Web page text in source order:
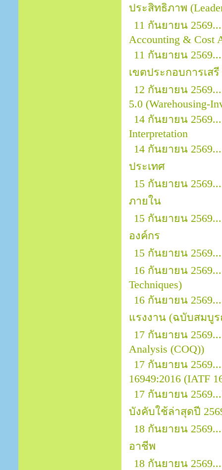
ประสิทธิภาพ
11 กันยายน
Accounting & Cost
11 กันยายน
เขตประกอบการเสรี
12 กันยายน
5.0 (Warehousing-
14 กันยายน
Interpretation
14 กันยายน
ประเทศ
15 กันยายน
ภายใน
15 กันยายน
องค์กร
15 กันยายน
16 กันยายน
Techniques)
16 กันยายน
แรงงาน (ฉบับสมบู
17 กันยายน
Analysis (COQ))
17 กันยายน
16949:2016 (IATF
17 กันยายน
บังคับใช้ล่าสุดปี
18 กันยายน
อาชีพ
18 กันยายน